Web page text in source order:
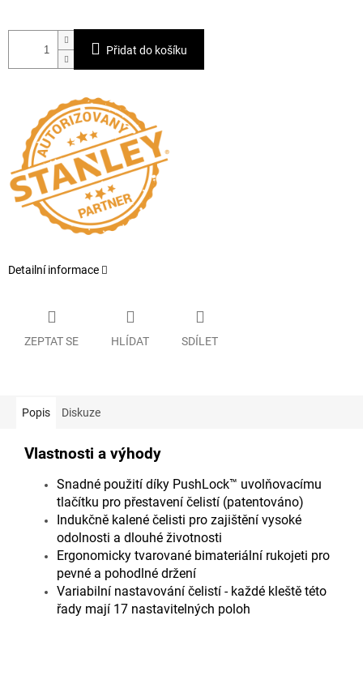
Přidat do košíku
Detailní informace
ZEPTAT SE HLÍDAT SDÍLET
Popis Diskuze
Vlastnosti a výhody
Snadné použití díky PushLock™ uvolňovacímu
tlačítku pro přestavení čelistí (patentováno)
Indukčně kalené čelisti pro zajištění vysoké
odolnosti a dlouhé životnosti
Ergonomicky tvarované bimateriální rukojeti pro
pevné a pohodlné držení
Variabilní nastavování čelistí - každé kleště této
řady mají 17 nastavitelných poloh